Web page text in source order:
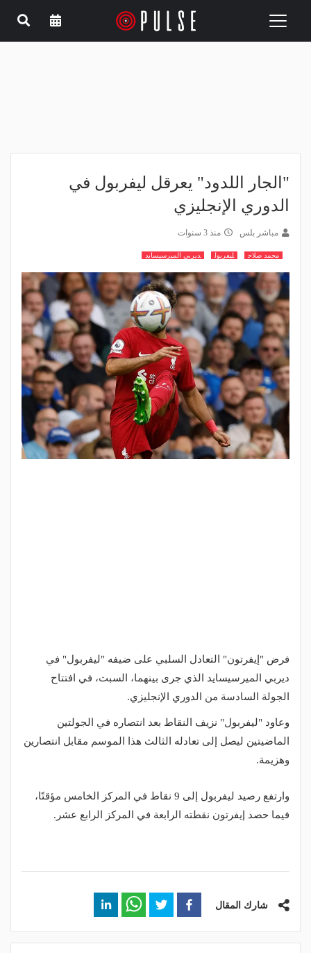
Toggle
"الجار اللدود" يعرقل ليفربول في
الدوري الإنجليزي
مباشر بلس منذ 3 سنوات
محمد صلاح ليفربول ديربي الميرسيسايد
فرض "إيفرتون" التعادل السلبي على ضيفه "ليفربول" في
ديربي الميرسيسايد الذي جرى بينهما، السبت، في افتتاح
الجولة السادسة من الدوري الإنجليزي.
وعاود "ليفربول" نزيف النقاط بعد انتصاره في الجولتين
الماضيتين ليصل إلى تعادله الثالث هذا الموسم مقابل انتصارين
وهزيمة.
وارتفع رصيد ليفربول إلى 9 نقاط في المركز الخامس مؤقتًا،
فيما حصد إيفرتون نقطته الرابعة في المركز الرابع عشر.
شارك المقال